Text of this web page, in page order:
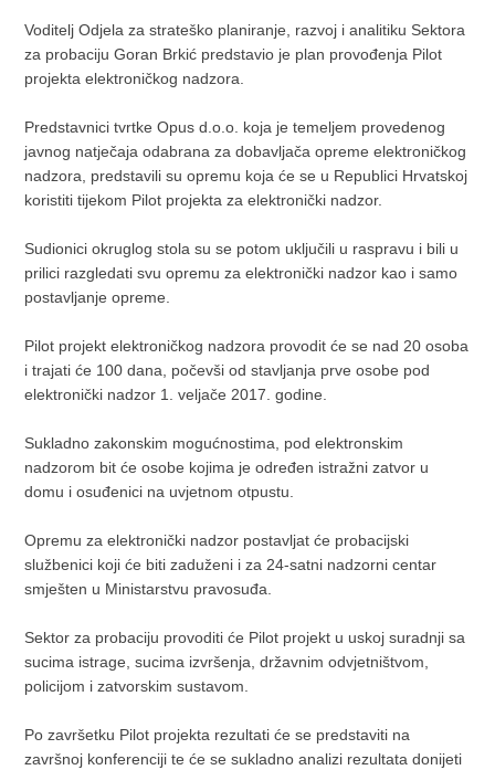
Voditelj Odjela za strateško planiranje, razvoj i analitiku Sektora
za probaciju Goran Brkić predstavio je plan provođenja Pilot
projekta elektroničkog nadzora.
Predstavnici tvrtke Opus d.o.o. koja je temeljem provedenog
javnog natječaja odabrana za dobavljača opreme elektroničkog
nadzora, predstavili su opremu koja će se u Republici Hrvatskoj
koristiti tijekom Pilot projekta za elektronički nadzor.
Sudionici okruglog stola su se potom uključili u raspravu i bili u
prilici razgledati svu opremu za elektronički nadzor kao i samo
postavljanje opreme.
Pilot projekt elektroničkog nadzora provodit će se nad 20 osoba
i trajati će 100 dana, počevši od stavljanja prve osobe pod
elektronički nadzor 1. veljače 2017. godine.
Sukladno zakonskim mogućnostima, pod elektronskim
nadzorom bit će osobe kojima je određen istražni zatvor u
domu i osuđenici na uvjetnom otpustu.
Opremu za elektronički nadzor postavljat će probacijski
službenici koji će biti zaduženi i za 24-satni nadzorni centar
smješten u Ministarstvu pravosuđa.
Sektor za probaciju provoditi će Pilot projekt u uskoj suradnji sa
sucima istrage, sucima izvršenja, državnim odvjetništvom,
policijom i zatvorskim sustavom.
Po završetku Pilot projekta rezultati će se predstaviti na
završnoj konferenciji te će se sukladno analizi rezultata donijeti